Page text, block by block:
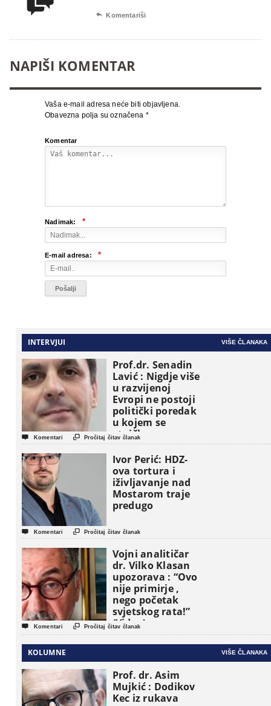
 Komentariši
NAPIŠI KOMENTAR
Vaša e-mail adresa neće biti objavljena.
Obavezna polja su označena *
Komentar
Nadimak: *
E-mail adresa: *
INTERVJUI VIŠE ČLANAKA
Prof.dr. Senadin
Lavić : Nigdje više
u razvijenoj
Evropi ne postoji
politički poredak
u kojem se
etničke grupe
pojavljuju kao
osnovne
političke jedinice
 Komentari  Pročitaj čitav članak
Ivor Perić: HDZ-
ova tortura i
iživljavanje nad
Mostarom traje
predugo
 Komentari  Pročitaj čitav članak
Vojni analitičar
dr. Vilko Klasan
upozorava : “Ovo
nije primirje ,
nego početak
svjetskog rata!”
(Video)
 Komentari  Pročitaj čitav članak
KOLUMNE VIŠE ČLANAKA
Prof. dr. Asim
Mujkić : Dodikov
Kec iz rukava